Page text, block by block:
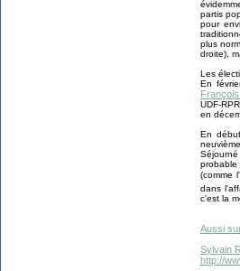
partis
pour
plus
droite),
Les
En
UDF-
en
En
probable
(comme
dans
c'est la
Aussi
Sylvain
http://